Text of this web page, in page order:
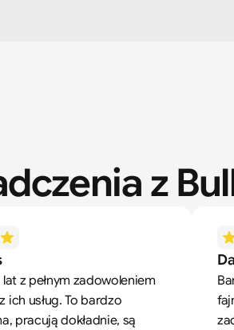
z
z pełnym zadowoleniem
ich usług. To bardzo
pracują dokładnie, są